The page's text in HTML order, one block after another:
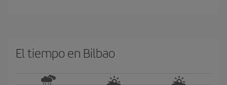
El tiempo en Bilbao